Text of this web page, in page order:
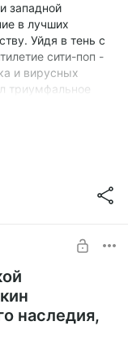
западной
в лучших
Уйдя в тень с
сити-поп -
и вирусных
триумфальное
вызывает
и вечным
золотые годы
их мы
наследия,